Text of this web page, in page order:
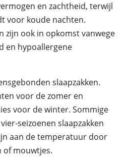
en zachtheid, terwijl
voor koude nachten.
zijn ook in opkomst vanwege
en hypoallergene
slaapzakken.
voor de zomer en
voor de winter. Sommige
seizoenen slaapzakken
aan de temperatuur door
of mouwtjes.